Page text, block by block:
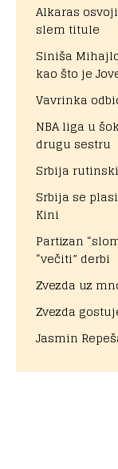
Alkaras
slem titule
Siniša
kao što je
Vavrinka
NBA liga u
drugu sestru
Srbija
Srbija se
Kini
Partizan
“večiti” derbi
Zvezda uz
Zvezda
Jasmin